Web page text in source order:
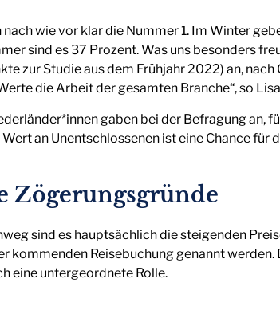
wie vor klar die Nummer 1. Im Winter
sind es 37 Prozent. Was uns besonders
zur Studie aus dem Frühjahr 2022) an,
die Arbeit der gesamten Branche“, so
gaben bei der Befragung an,
an Unentschlossenen ist eine Chance
Zögerungsgründe
sind es hauptsächlich die steigenden
kommenden Reisebuchung genannt
eine untergeordnete Rolle.